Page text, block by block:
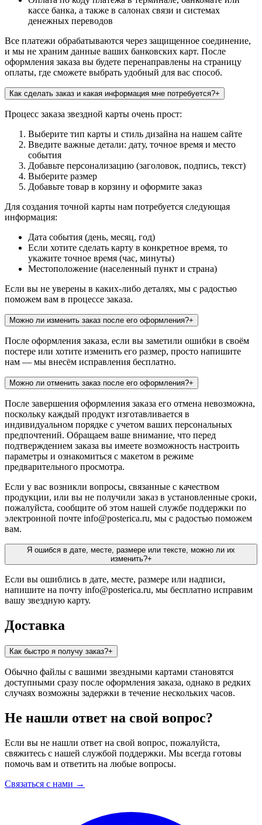
кассе банка, а также в салонах связи и системах
денежных переводов
Все платежи обрабатываются через защищенное соединение,
и мы не храним данные ваших банковских карт. После
оформления заказа вы будете перенаправлены на страницу
оплаты, где сможете выбрать удобный для вас способ.
Как сделать заказ и какая информация мне потребуется?+
Процесс заказа звездной карты очень прост:
Выберите тип карты и стиль дизайна на нашем сайте
Введите важные детали: дату, точное время и место
события
Добавьте персонализацию (заголовок, подпись, текст)
Выберите размер
Добавьте товар в корзину и оформите заказ
Для создания точной карты нам потребуется следующая
информация:
Дата события (день, месяц, год)
Если хотите сделать карту в конкретное время, то
укажите точное время (час, минуты)
Местоположение (населенный пункт и страна)
Если вы не уверены в каких-либо деталях, мы с радостью
поможем вам в процессе заказа.
Можно ли изменить заказ после его оформления?+
После оформления заказа, если вы заметили ошибки в своём
постере или хотите изменить его размер, просто напишите
нам — мы внесём исправления бесплатно.
Можно ли отменить заказ после его оформления?+
После завершения оформления заказа его отмена невозможна,
поскольку каждый продукт изготавливается в
индивидуальном порядке с учетом ваших персональных
предпочтений. Обращаем ваше внимание, что перед
подтверждением заказа вы имеете возможность настроить
параметры и ознакомиться с макетом в режиме
предварительного просмотра.
Если у вас возникли вопросы, связанные с качеством
продукции, или вы не получили заказ в установленные сроки,
пожалуйста, сообщите об этом нашей службе поддержки по
электронной почте info@posterica.ru, мы с радостью поможем
вам.
Я ошибся в дате, месте, размере или тексте, можно ли их
изменить?+
Если вы ошиблись в дате, месте, размере или надписи,
напишите на почту info@posterica.ru, мы бесплатно исправим
вашу звездную карту.
Доставка
Как быстро я получу заказ?+
Обычно файлы с вашими звездными картами становятся
доступными сразу после оформления заказа, однако в редких
случаях возможны задержки в течение нескольких часов.
Не нашли ответ на свой вопрос?
Если вы не нашли ответ на свой вопрос, пожалуйста,
свяжитесь с нашей службой поддержки. Мы всегда готовы
помочь вам и ответить на любые вопросы.
Связаться с нами →